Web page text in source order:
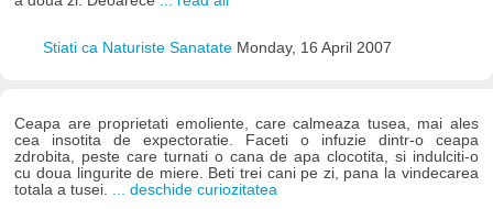
Stiati ca Naturiste Sanatate Monday, 16 April 2007
Ceapa are proprietati emoliente, care calmeaza tusea, mai ales
cea insotita de expectoratie. Faceti o infuzie dintr-o ceapa
zdrobita, peste care turnati o cana de apa clocotita, si indulciti-o
cu doua lingurite de miere. Beti trei cani pe zi, pana la vindecarea
totala a tusei. ... deschide curiozitatea